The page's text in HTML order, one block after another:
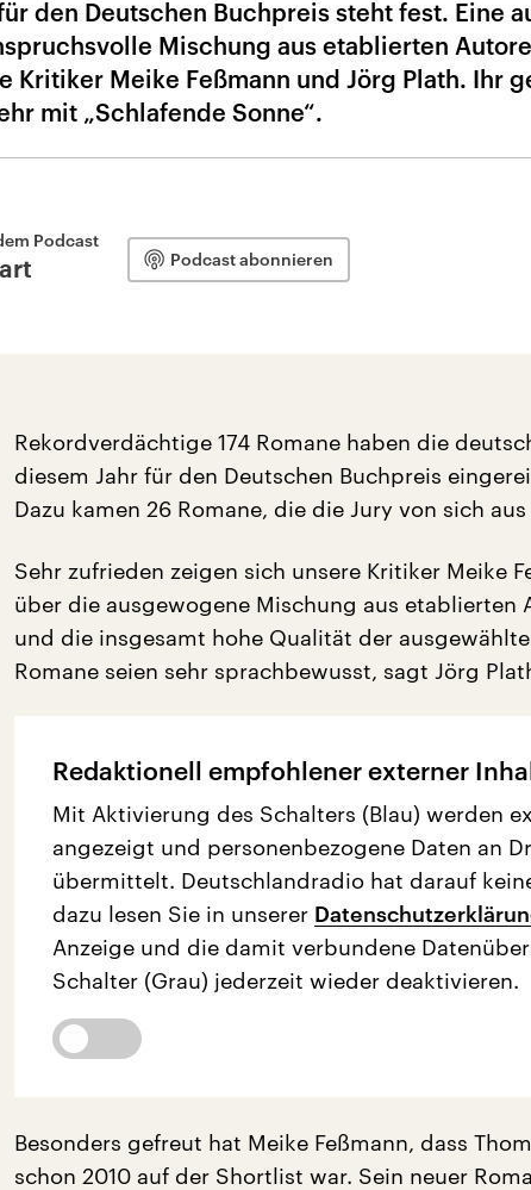
den Deutschen Buchpreis steht fest. Eine
Mischung aus etablierten
Kritiker Meike Feßmann und Jörg Plath. Ihr
mit „Schlafende Sonne“.
Podcast
Podcast abonnieren
Rekordverdächtige 174 Romane haben die
diesem Jahr für den Deutschen Buchpreis
Dazu kamen 26 Romane, die die Jury von sich
Sehr zufrieden zeigen sich unsere Kritiker Meike
über die ausgewogene Mischung aus etablierten
und die insgesamt hohe Qualität der
Romane seien sehr sprachbewusst, sagt Jörg
Redaktionell empfohlener externer
Mit Aktivierung des Schalters (Blau) werden
angezeigt und personenbezogene Daten an
übermittelt. Deutschlandradio hat darauf
dazu lesen Sie in unserer
Anzeige und die damit verbundene
Schalter (Grau) jederzeit wieder deaktivieren.
Besonders gefreut hat Meike Feßmann, dass
schon 2010 auf der Shortlist war. Sein neuer